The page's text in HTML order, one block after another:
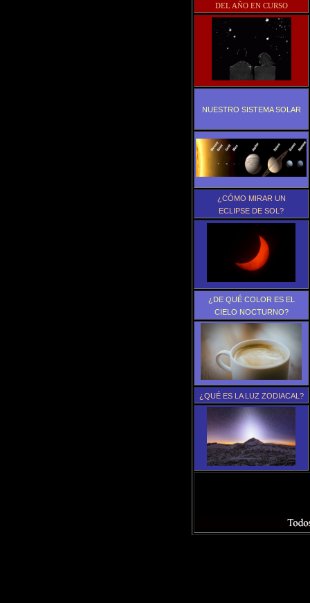
DEL AÑO EN CURSO
NUESTRO SISTEMA SOLAR
¿CÓMO MIRAR UN
ECLIPSE DE SOL?
¿DE QUÉ COLOR ES EL
CIELO NOCTURNO?
¿QUÉ ES LA LUZ ZODIACAL?